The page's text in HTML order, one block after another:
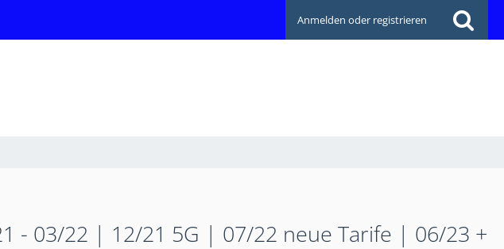
Anmelden oder registrieren
- 03/22 | 12/21 5G | 07/22 neue Tarife | 06/23 +